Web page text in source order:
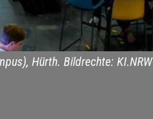
Hürth. Bildrechte: KI.NRW